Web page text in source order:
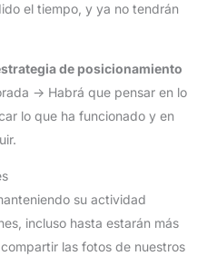
el tiempo, y ya no tendrán
de posicionamiento
-> Habrá que pensar en lo
lo que ha funcionado y en
su actividad
incluso hasta estarán más
las fotos de nuestros